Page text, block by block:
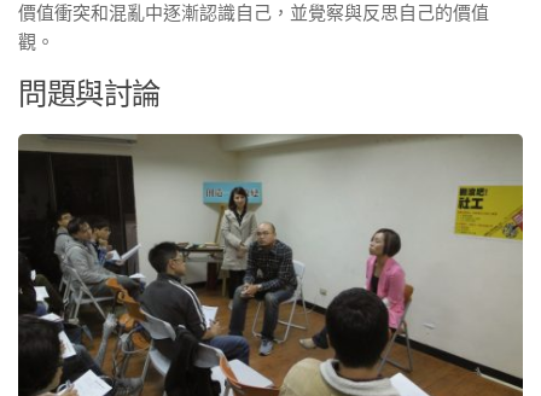
價值衝突和混亂中逐漸認識自己，並覺察與反思自己的價值
觀。
問題與討論